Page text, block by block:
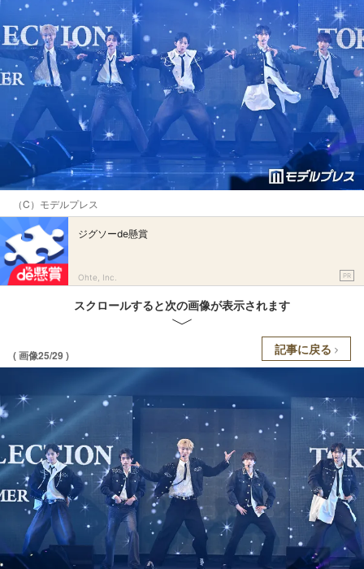
（C）モデルプレス
ジグソーde懸賞
Ohte, Inc. PR
スクロールすると次の画像が表示されます
( 画像25/29 ) 記事に戻る